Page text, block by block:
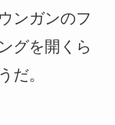
ンガンのフ
グを開くら
だ。